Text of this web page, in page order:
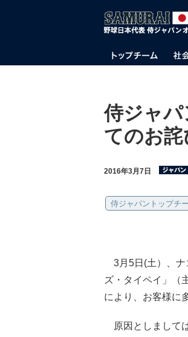
侍ジャ
てのお詫
2016年3月7日
侍ジャパントップチ
3月5日(土）、ナ
ズ・タイペイ」（
により、お客様に
原因としまして